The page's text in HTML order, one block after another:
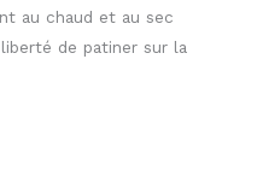
au chaud et au sec
de patiner sur la